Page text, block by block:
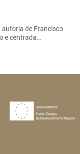
autoria de Francisco
e centrada…